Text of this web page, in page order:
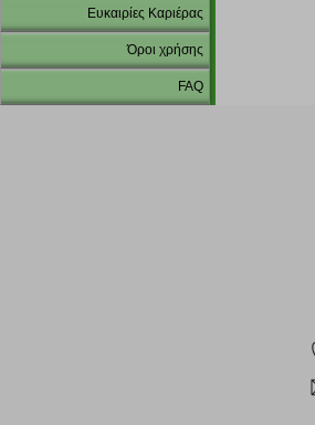
Ευκαιρίες Καριέρας
Όροι χρήσης
FAQ